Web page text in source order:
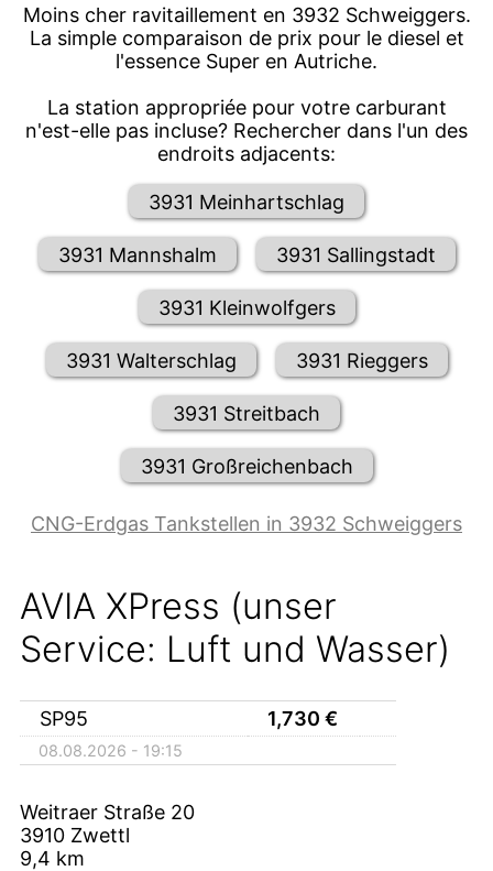
Moins cher ravitaillement en 3932 Schweiggers.
La simple comparaison de prix pour le diesel et
l'essence Super en Autriche.
La station appropriée pour votre carburant
n'est-elle pas incluse? Rechercher dans l'un des
endroits adjacents:
3931 Meinhartschlag
3931 Mannshalm 3931 Sallingstadt
3931 Kleinwolfgers
3931 Walterschlag 3931 Rieggers
3931 Streitbach
3931 Großreichenbach
CNG-Erdgas Tankstellen in 3932 Schweiggers
AVIA XPress (unser
Service: Luft und Wasser)
SP95 1,730 €
08.08.2026 - 19:15
Weitraer Straße 20
3910 Zwettl
9,4 km